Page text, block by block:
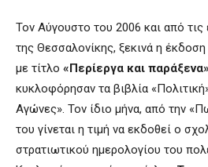
Τον Αύγουστο του 2006 και από
της Θεσσαλονίκης, ξεκινά η
με τίτλο «Περίεργα και παράξενα»
κυκλοφόρησαν τα βιβλία
Αγώνες». Τον ίδιο μήνα, από την
του γίνεται η τιμή να εκδοθεί ο
στρατιωτικού ημερολογίου του